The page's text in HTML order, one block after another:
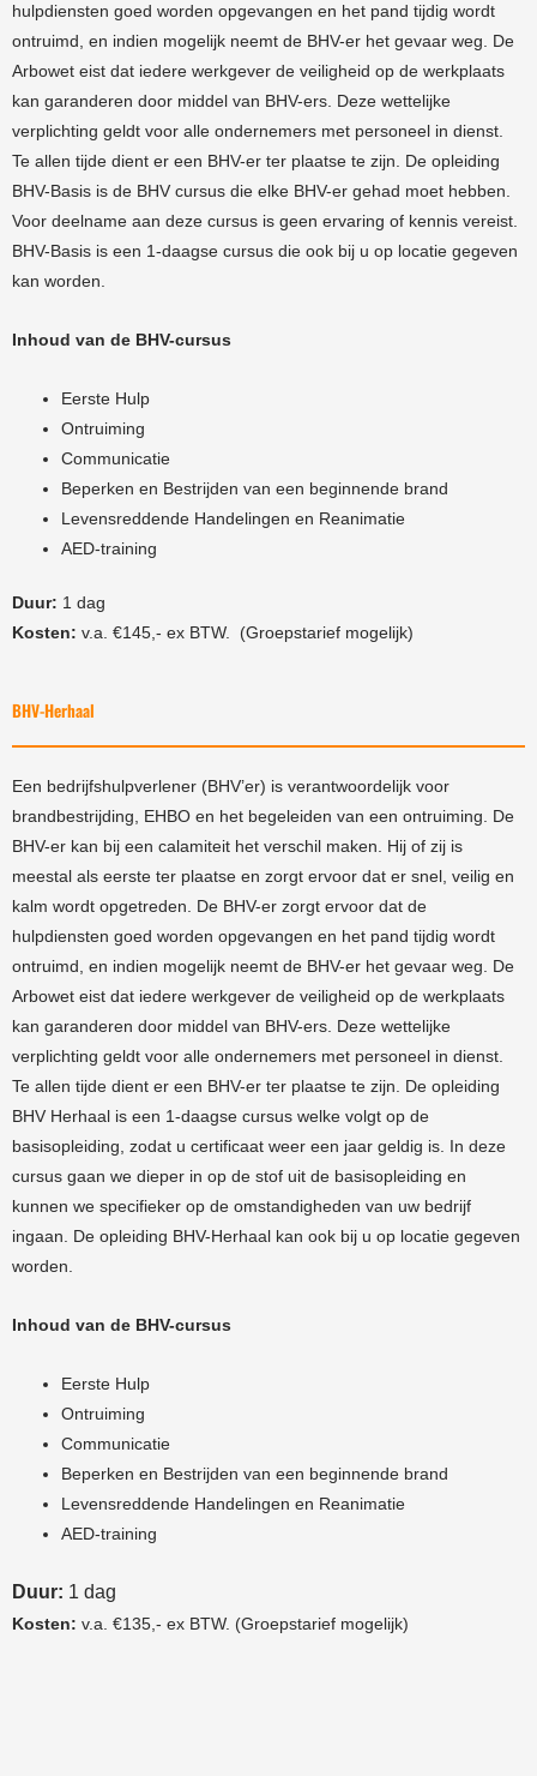
hulpdiensten goed worden opgevangen en het pand tijdig wordt
ontruimd, en indien mogelijk neemt de BHV-er het gevaar weg. De
Arbowet eist dat iedere werkgever de veiligheid op de werkplaats
kan garanderen door middel van BHV-ers. Deze wettelijke
verplichting geldt voor alle ondernemers met personeel in dienst.
Te allen tijde dient er een BHV-er ter plaatse te zijn. De opleiding
BHV-Basis is de BHV cursus die elke BHV-er gehad moet hebben.
Voor deelname aan deze cursus is geen ervaring of kennis vereist.
BHV-Basis is een 1-daagse cursus die ook bij u op locatie gegeven
kan worden.
Inhoud van de BHV-cursus
Eerste Hulp
Ontruiming
Communicatie
Beperken en Bestrijden van een beginnende brand
Levensreddende Handelingen en Reanimatie
AED-training
Duur: 1 dag
Kosten: v.a. €145,- ex BTW. (Groepstarief mogelijk)
BHV-Herhaal
Een bedrijfshulpverlener (BHV’er) is verantwoordelijk voor
brandbestrijding, EHBO en het begeleiden van een ontruiming. De
BHV-er kan bij een calamiteit het verschil maken. Hij of zij is
meestal als eerste ter plaatse en zorgt ervoor dat er snel, veilig en
kalm wordt opgetreden. De BHV-er zorgt ervoor dat de
hulpdiensten goed worden opgevangen en het pand tijdig wordt
ontruimd, en indien mogelijk neemt de BHV-er het gevaar weg. De
Arbowet eist dat iedere werkgever de veiligheid op de werkplaats
kan garanderen door middel van BHV-ers. Deze wettelijke
verplichting geldt voor alle ondernemers met personeel in dienst.
Te allen tijde dient er een BHV-er ter plaatse te zijn. De opleiding
BHV Herhaal is een 1-daagse cursus welke volgt op de
basisopleiding, zodat u certificaat weer een jaar geldig is. In deze
cursus gaan we dieper in op de stof uit de basisopleiding en
kunnen we specifieker op de omstandigheden van uw bedrijf
ingaan. De opleiding BHV-Herhaal kan ook bij u op locatie gegeven
worden.
Inhoud van de BHV-cursus
Eerste Hulp
Ontruiming
Communicatie
Beperken en Bestrijden van een beginnende brand
Levensreddende Handelingen en Reanimatie
AED-training
Duur: 1 dag
Kosten: v.a. €135,- ex BTW. (Groepstarief mogelijk)